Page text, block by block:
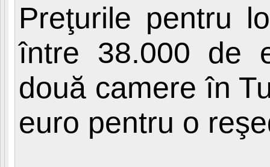
Preţurile pentru
între 38.000 de
două camere în
euro pentru o